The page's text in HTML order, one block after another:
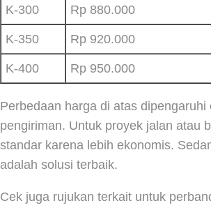
K-300 Rp 880.000
K-350 Rp 920.000
K-400 Rp 950.000
Perbedaan harga di atas dipengaruhi
pengiriman. Untuk proyek jalan atau
standar karena lebih ekonomis.
adalah solusi terbaik.
Cek juga rujukan terkait untuk